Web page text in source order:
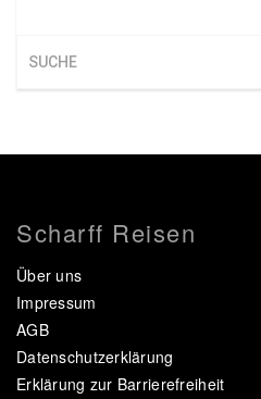
Scharff Reisen
Über uns
Impressum
AGB
Datenschutzerklärung
Erklärung zur Barrierefreiheit